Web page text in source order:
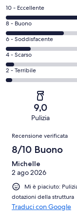
Valutazione
di
10
-
Eccellente.
485
su
894
recensioni
10 - Eccellente
Valutazione
di
8
-
Buono.
249
su
recensioni
8 - Buono
Valutazione
di
6
-
Soddisfacente.
recensioni
6 - Soddisfacente
Valutazione
di
4
recensioni
4 - Scarso
Valutazione
di
Terribile.
su
recensioni
2 - Terribile
9,0
Pulizia
Recensioni
Recensione verificata
8/10 Buono
Michelle
2 ago 2026
Mi è piaciuto:
dotazioni della struttura
Traduci con Google